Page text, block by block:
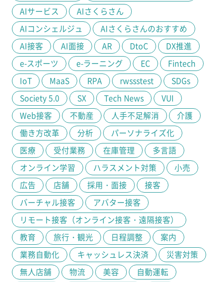
AIサービス
AIさくらさん
AIコンシェルジュ
AIさくらさんのおすすめ
AI接客
AI面接 AR DtoC
DX推進
e-スポーツ
e-ラーニング EC
Fintech
IoT
MaaS RPA rwssstest
SDGs
Society 5.0
SX Tech News
VUI
Web接客
不動産 人手不足解消
介護
働き方改革
分析
パーソナライズ化
医療
受付業務 在庫管理
多言語
オンライン学習
ハラスメント対策
小売
広告
店舗 採用・面接
接客
バーチャル接客
アバター接客
リモート接客（オンライン接客・遠隔接客）
教育
旅行・観光 日程調整
案内
業務自動化
キャッシュレス決済
災害対策
無人店舗
物流 美容
自動運転